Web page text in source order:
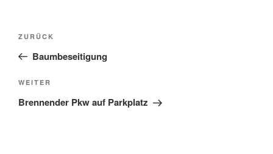
ZURÜCK
Baumbeseitigung
WEITER
Brennender Pkw auf Parkplatz